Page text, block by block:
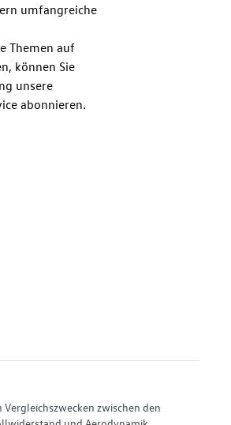
umfangreiche
Themen auf
können Sie
unsere
abonnieren.
zwischen den